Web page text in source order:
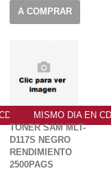
A COMPRAR
MISMO DIA EN
TONER SAM MLT-
D117S NEGRO
RENDIMIENTO
2500PAGS